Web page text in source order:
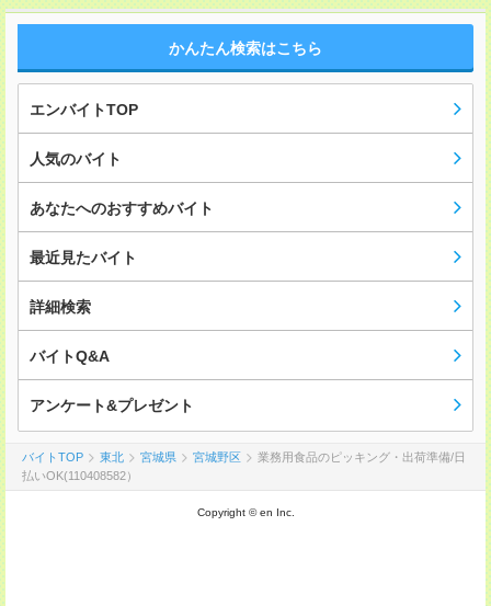
かんたん検索はこちら
エンバイトTOP
人気のバイト
あなたへのおすすめバイト
最近見たバイト
詳細検索
バイトQ&A
アンケート&プレゼント
バイトTOP 東北 宮城県 宮城野区
業務用食品のピッキング・出荷準備/日
払いOK(110408582）
Copyright © en Inc.